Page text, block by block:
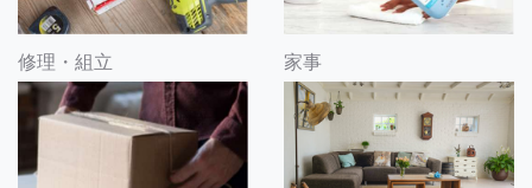
修理・組立 家事